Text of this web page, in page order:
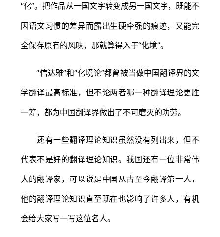
“化”。把作品从一国文字转变成另一国文字，既能不
因语文习惯的差异而露出生硬牵强的痕迹，又能完
全保存原有的风味，那就算得入于“化境”。
“信达雅”和“化境论”都曾被当做中国翻译界的文
学翻译最高标准，但不论两者哪一种翻译理论更胜
一筹，都为中国翻译界做出了不可磨灭的功劳。
还有一些翻译理论知识虽然没有列出来，但不
代表不是好的翻译理论知识。我国还有一位非常伟
大的翻译家，可以说是中国从古至今翻译第一人，
他的翻译理论知识直至现在也影响了许多人，有机
会给大家写一写这位名人。